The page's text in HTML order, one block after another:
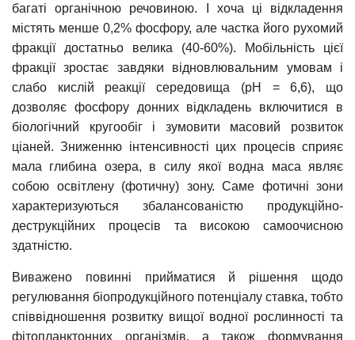
багаті органічною речовиною. І хоча ці відкладення
містять менше 0,2% фосфору, але частка його рухомий
фракції достатньо велика (40-60%). Мобільність цієї
фракції зростає завдяки відновлювальним умовам і
слабо кислій реакції середовища (рН = 6,6), що
дозволяє фосфору донних відкладень включитися в
біологічний кругообіг і зумовити масовий розвиток
ціаней. Зниженню інтенсивності цих процесів сприяє
мала глибина озера, в силу якої водна маса являє
собою освітлену (фотичну) зону. Саме фотичні зони
характеризуються збалансованістю продукційно-
деструкційних процесів та високою самоочисною
здатністю.
Виважено повинні прийматися й рішення щодо
регулювання біопродукційного потенціалу ставка, тобто
співвідношення розвитку вищої водної рослинності та
фітопланктонних організмів, а також формування